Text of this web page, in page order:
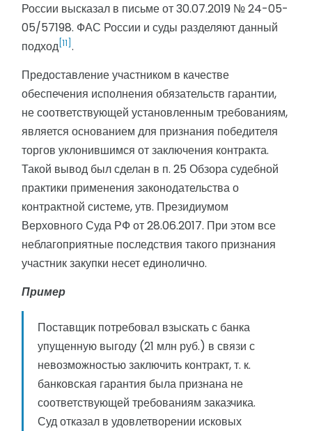
России высказал в письме от 30.07.2019 № 24-05-
05/57198. ФАС России и суды разделяют данный
подход [11] .
Предоставление участником в качестве
обеспечения исполнения обязательств гарантии,
не соответствующей установленным требованиям,
является основанием для признания победителя
торгов уклонившимся от заключения контракта.
Такой вывод был сделан в п. 25 Обзора судебной
практики применения законодательства о
контрактной системе, утв. Президиумом
Верховного Суда РФ от 28.06.2017. При этом все
неблагоприятные последствия такого признания
участник закупки несет единолично.
Пример
Поставщик потребовал взыскать с банка
упущенную выгоду (21 млн руб.) в связи с
невозможностью заключить контракт, т. к.
банковская гарантия была признана не
соответствующей требованиям заказчика.
Суд отказал в удовлетворении исковых